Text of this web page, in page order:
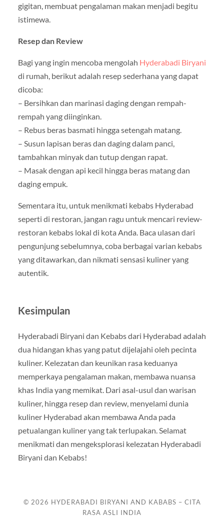
gigitan, membuat pengalaman makan menjadi begitu
istimewa.
Resep dan Review
Bagi yang ingin mencoba mengolah Hyderabadi Biryani
di rumah, berikut adalah resep sederhana yang dapat
dicoba:
– Bersihkan dan marinasi daging dengan rempah-
rempah yang diinginkan.
– Rebus beras basmati hingga setengah matang.
– Susun lapisan beras dan daging dalam panci,
tambahkan minyak dan tutup dengan rapat.
– Masak dengan api kecil hingga beras matang dan
daging empuk.
Sementara itu, untuk menikmati kebabs Hyderabad
seperti di restoran, jangan ragu untuk mencari review-
restoran kebabs lokal di kota Anda. Baca ulasan dari
pengunjung sebelumnya, coba berbagai varian kebabs
yang ditawarkan, dan nikmati sensasi kuliner yang
autentik.
Kesimpulan
Hyderabadi Biryani dan Kebabs dari Hyderabad adalah
dua hidangan khas yang patut dijelajahi oleh pecinta
kuliner. Kelezatan dan keunikan rasa keduanya
memperkaya pengalaman makan, membawa nuansa
khas India yang memikat. Dari asal-usul dan warisan
kuliner, hingga resep dan review, menyelami dunia
kuliner Hyderabad akan membawa Anda pada
petualangan kuliner yang tak terlupakan. Selamat
menikmati dan mengeksplorasi kelezatan Hyderabadi
Biryani dan Kebabs!
© 2026 HYDERABADI BIRYANI AND KABABS – CITA
RASA ASLI INDIA